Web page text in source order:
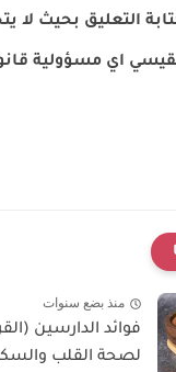
التعليق بحيث لا
اي مسؤولية
منذ بضع سنوات
فوائد الدارسين
لصحة القلب